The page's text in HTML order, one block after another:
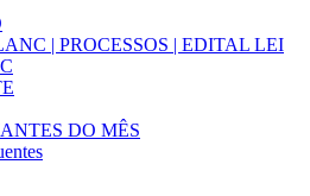
| PROCESSOS | EDITAL LEI
DO MÊS